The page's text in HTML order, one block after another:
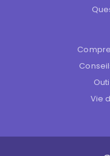
Vie